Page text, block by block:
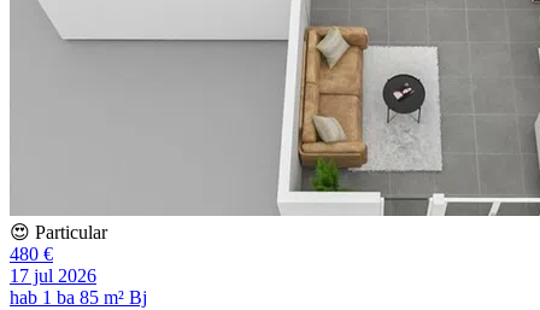
😍 Particular
480 €
17 jul 2026
hab 1 ba 85 m² Bj